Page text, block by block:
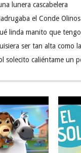
lunera cascabelera
el Conde Olinos
linda manito que
ser tan alta como
solecito caliéntame un